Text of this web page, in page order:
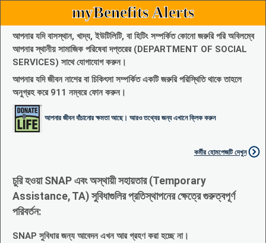
myBenefits Alerts
আপনার যদি বাসস্থান, খাদ্য, ইউটিলিটি, বা হিটিং সম্পর্কিত কোনো জরুরি পরি অবিলম্বে
আপনার স্থানীয় সামাজিক পরিষেবা দপ্তরের (DEPARTMENT OF SOCIAL
SERVICES) সাথে যোগাযোগ করুন।
আপনার যদি জীবন নাশের বা চিকিৎসা সম্পর্কিত একটি জরুরি পরিস্থিতি থাকে তাহলে
অনুগ্রহ করে 911 নম্বরে ফোন করুন।
আপনার জীবন বাঁচানোর ক্ষমতা আছে। আরও তথ্যের জন্য এখানে ক্লিক করুন
কর্মীর হোমপেজটি দেখুন
চুরি হওয়া SNAP এবং অস্থায়ী সহায়তার (Temporary
Assistance, TA) সুবিধাগুলির প্রতিস্থাপনের ক্ষেত্রে গুরুত্বপূর্ণ
পরিবর্তন:
SNAP সুবিধার জন্য আবেদন এখন আর গ্রহণ করা হচ্ছে না।